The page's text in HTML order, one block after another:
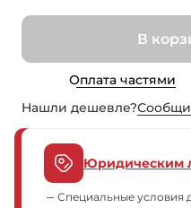
В
Оплата частями
Нашли дешевле?
Юридическим
Специальные условия